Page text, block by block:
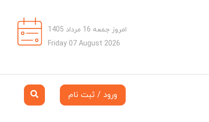
امروز جمعه 16 مرداد 1405
Friday 07 August 2026
ورود / ثبت نام